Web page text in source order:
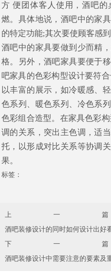
方 便团体客人使用，酒吧
燃。具体地说，酒吧中的家
的特定功能;其次要使顾客感到
酒吧中的家具要做到少而精
格。另外，酒吧家具要便于
吧家具的色彩构型设计要符
以丰富的展示，如冷暖感、
色系列、暖色系列、冷色系
色彩组合造型。在家具色彩
调的关系，突出主色调，适
托，以形成对比关系等协调
果。
标签：
上一
酒吧装修设计的同时如何设计出好
下一
酒吧装修设计中需要注意的要素及